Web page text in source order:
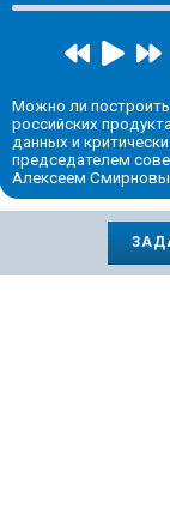
Можно ли
российских
данных и
председателем
Алексеем